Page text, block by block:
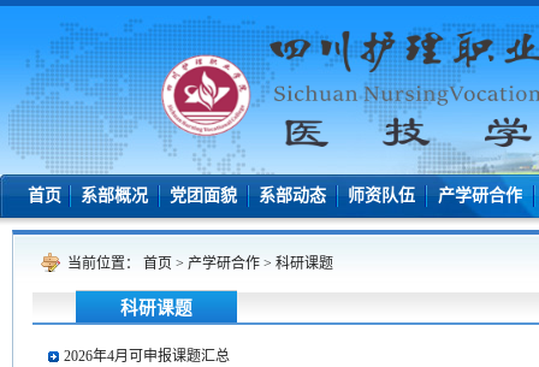
首页 系部概况 党团面貌 系部动态 师资队伍 产学研合作
当前位置： 首页 > 产学研合作 > 科研课题
科研课题
2026年4月可申报课题汇总